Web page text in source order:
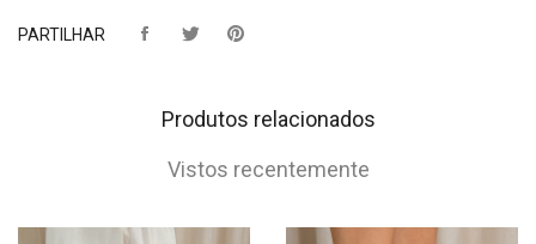
PARTILHAR
Produtos relacionados
Vistos recentemente